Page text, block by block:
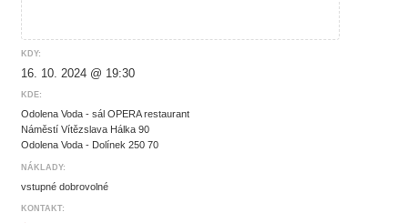
KDY:
16. 10. 2024 @ 19:30
KDE:
Odolena Voda - sál OPERA restaurant
Náměstí Vítězslava Hálka 90
Odolena Voda - Dolínek 250 70
NÁKLADY:
vstupné dobrovolné
KONTAKT: